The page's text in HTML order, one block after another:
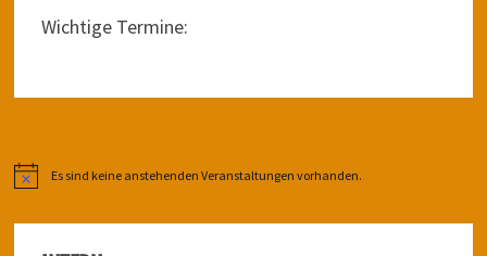
Wichtige Termine:
HinweisEs sind keine anstehenden Veranstaltungen vorhanden.